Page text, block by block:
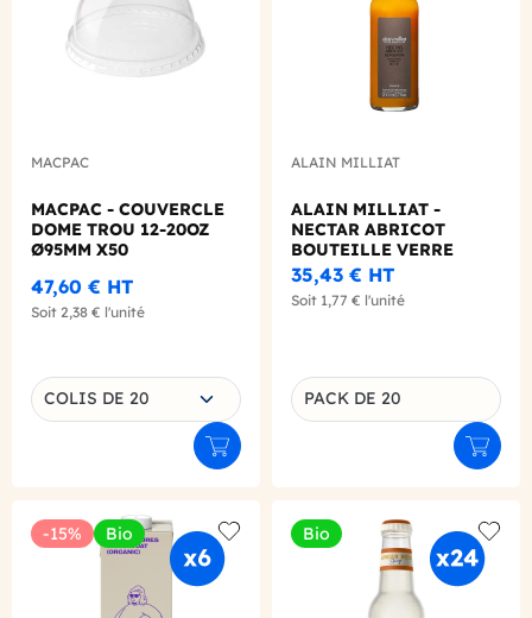
MACPAC
MACPAC - COUVERCLE
DOME TROU 12-20OZ
Ø95MM X50
47,60 € HT
Soit 2,38 € l'unité
Choisissez une déclinaison
COLIS DE 20
Ajouter au panier
ALAIN MILLIAT
ALAIN MILLIAT -
NECTAR ABRICOT
BOUTEILLE VERRE
200ML X20
35,43 € HT
Soit 1,77 € l'unité
Déclinaison du produit
PACK DE 20
-15% Bio
Add to wishlist
Bio
Add